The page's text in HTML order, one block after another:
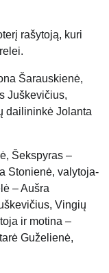
rašytoją, kuri
Šarauskienė,
Juškevičius,
dailininkė Jolanta
Šekspyras –
Stonienė, valytoja-
– Aušra
Vingių
ir motina –
Guželienė,